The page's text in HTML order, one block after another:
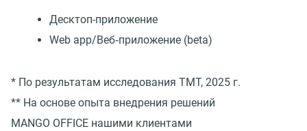
Десктоп-приложение
Web app/Веб‑приложение (beta)
* По результатам исследования TMT, 2025 г.
** На основе опыта внедрения решений
MANGO OFFICE нашими клиентами